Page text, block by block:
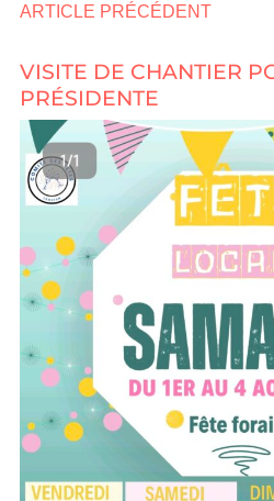
ARTICLE PRÉCÉDENT
VISITE DE CHANTIER
PRÉSIDENTE